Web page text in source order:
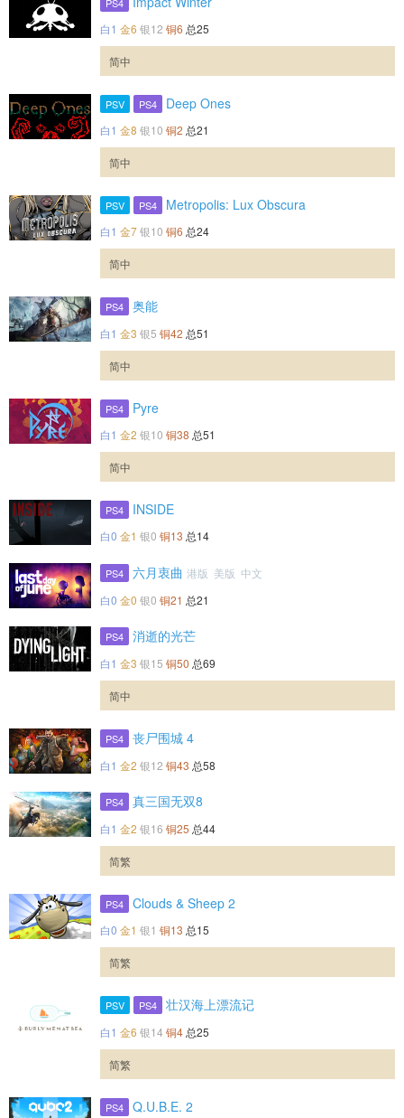
白1 金6 银12 铜6 总25
简中
PSV PS4 Deep Ones
白1 金8 银10 铜2 总21
简中
PSV PS4 Metropolis: Lux Obscura
白1 金7银10 铜6 总24
简中
PS4 奥能
白1 金3 银5 铜42 总51
简中
PS4 Pyre
白1 金2 银10 铜38 总51
简中
PS4 INSIDE
白0 金1 银0 铜13 总14
PS4 六月衷曲 港版 美版 中文
白0 金0 银0 铜21 总21
PS4 消逝的光芒
白1 金3 银15 铜50 总69
简中
PS4 丧尸围城 4
白1 金2 银12 铜43 总58
PS4 真三国无双8
白1 金2 银16 铜25 总44
简繁
PS4 Clouds & Sheep 2
白0 金1 银1 铜13 总15
简繁
PSV PS4 壮汉海上漂流记
白1 金6 银14 铜4 总25
简繁
PS4 Q.U.B.E. 2